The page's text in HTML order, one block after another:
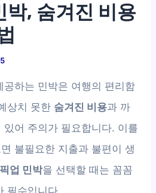
박, 숨겨진 비용
공하는 민박은 여행의 편리함
상치 못한 숨겨진 비용과 까
어 주의가 필요합니다. 이를
불필요한 지출과 불편이 생
업 민박을 선택할 때는 꼼꼼
필수입니다.